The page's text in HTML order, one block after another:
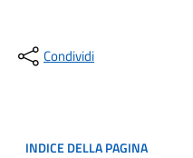
Condividi
INDICE DELLA PAGINA